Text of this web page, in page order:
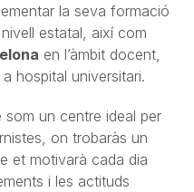
la seva formació
estatal, així com
en l’àmbit docent,
hospital universitari.
un centre ideal per
on trobaràs un
et motivarà cada dia
i les actituds